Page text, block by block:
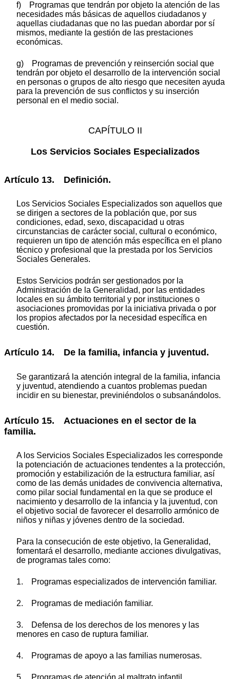
f) Programas que tendrán por objeto la atención de las
necesidades más básicas de aquellos ciudadanos y
aquellas ciudadanas que no las puedan abordar por sí
mismos, mediante la gestión de las prestaciones
económicas.
g) Programas de prevención y reinserción social que
tendrán por objeto el desarrollo de la intervención social
en personas o grupos de alto riesgo que necesiten ayuda
para la prevención de sus conflictos y su inserción
personal en el medio social.
CAPÍTULO II
Los Servicios Sociales Especializados
Artículo 13. Definición.
Los Servicios Sociales Especializados son aquellos que
se dirigen a sectores de la población que, por sus
condiciones, edad, sexo, discapacidad u otras
circunstancias de carácter social, cultural o económico,
requieren un tipo de atención más específica en el plano
técnico y profesional que la prestada por los Servicios
Sociales Generales.
Estos Servicios podrán ser gestionados por la
Administración de la Generalidad, por las entidades
locales en su ámbito territorial y por instituciones o
asociaciones promovidas por la iniciativa privada o por
los propios afectados por la necesidad específica en
cuestión.
Artículo 14. De la familia, infancia y juventud.
Se garantizará la atención integral de la familia, infancia
y juventud, atendiendo a cuantos problemas puedan
incidir en su bienestar, previniéndolos o subsanándolos.
Artículo 15. Actuaciones en el sector de la
familia.
A los Servicios Sociales Especializados les corresponde
la potenciación de actuaciones tendentes a la protección,
promoción y estabilización de la estructura familiar, así
como de las demás unidades de convivencia alternativa,
como pilar social fundamental en la que se produce el
nacimiento y desarrollo de la infancia y la juventud, con
el objetivo social de favorecer el desarrollo armónico de
niños y niñas y jóvenes dentro de la sociedad.
Para la consecución de este objetivo, la Generalidad,
fomentará el desarrollo, mediante acciones divulgativas,
de programas tales como:
1. Programas especializados de intervención familiar.
2. Programas de mediación familiar.
3. Defensa de los derechos de los menores y las
menores en caso de ruptura familiar.
4. Programas de apoyo a las familias numerosas.
5. Programas de atención al maltrato infantil.